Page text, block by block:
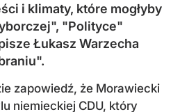
i klimaty, które mogłyby
"Polityce"
Łukasz Warzecha
zapowiedź, że Morawiecki
niemieckiej CDU, który